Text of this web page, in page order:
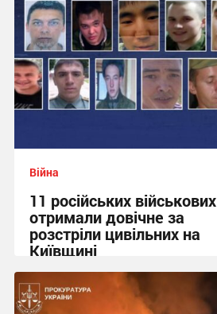
Війна
11 російських військових
отримали довічне за
розстріли цивільних на
Київщині
23:09, 8.08.2026